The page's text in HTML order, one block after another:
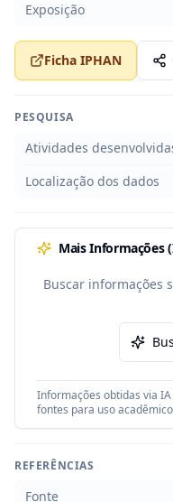
Exposição
Ficha IPHAN
PESQUISA
Atividades
Localização dos dados
Mais Informações
Buscar informações
Informações obtidas via
fontes para uso
REFERÊNCIAS
Fonte